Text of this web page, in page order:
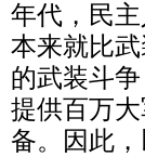
年代，民
本来就比
的武装斗
提供百万
备。因此